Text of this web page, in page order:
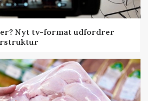
Nyt tv-format udfordrer